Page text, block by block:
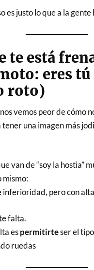
es justo lo que a la
te está
eres
roto)
vemos peor de cómo
tener una imagen más
van de “soy la hostia”
mismo:
inferioridad, pero con
falta.
espermitirteser el
ruedas